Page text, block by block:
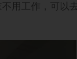
用工作，可以